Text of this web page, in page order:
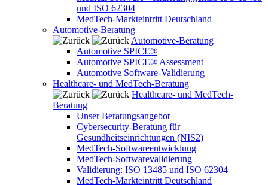
und ISO 62304
MedTech-Markteintritt Deutschland
Automotive-Beratung
Automotive-Beratung
Automotive SPICE®
Automotive SPICE® Assessment
Automotive Software-Validierung
Healthcare- und MedTech-Beratung
Healthcare- und MedTech-
Beratung
Unser Beratungsangebot
Cybersecurity-Beratung für
Gesundheitseinrichtungen (NIS2)
MedTech-Softwareentwicklung
MedTech-Softwarevalidierung
Validierung: ISO 13485 und ISO 62304
MedTech-Markteintritt Deutschland